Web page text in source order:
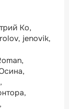
Ко
jenovik